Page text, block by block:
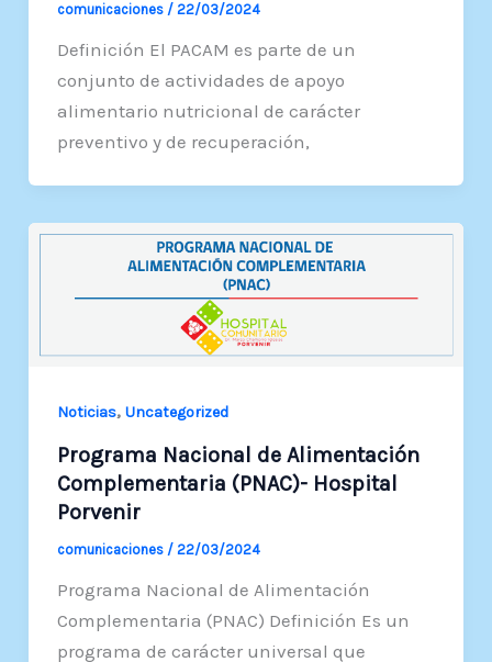
comunicaciones / 22/03/2024
Definición El PACAM es parte de un
conjunto de actividades de apoyo
alimentario nutricional de carácter
preventivo y de recuperación,
Noticias, Uncategorized
Programa Nacional de Alimentación
Complementaria (PNAC)- Hospital
Porvenir
comunicaciones / 22/03/2024
Programa Nacional de Alimentación
Complementaria (PNAC) Definición Es un
programa de carácter universal que